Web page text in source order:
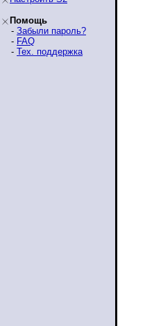
Помощь
- Забыли пароль?
- FAQ
- Тех. поддержка